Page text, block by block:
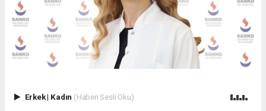
Erkek| Kadın (Haberi Sesli Oku)